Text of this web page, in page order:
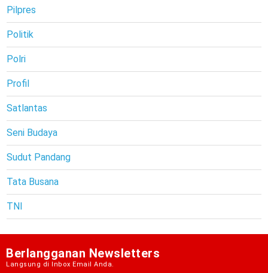
Pilpres
Politik
Polri
Profil
Satlantas
Seni Budaya
Sudut Pandang
Tata Busana
TNI
Berlangganan Newsletters
Langsung di Inbox Email Anda.